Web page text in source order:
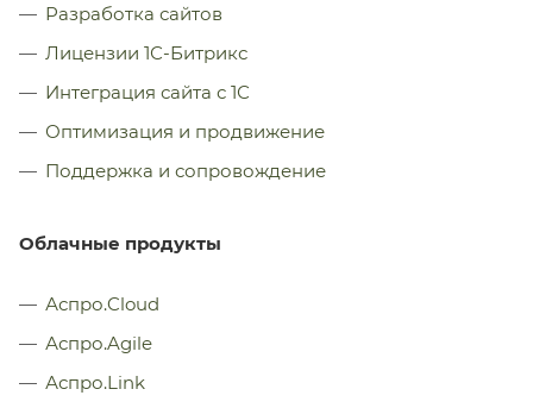
Разработка сайтов
Лицензии 1С-Битрикс
Интеграция сайта с 1С
Оптимизация и продвижение
Поддержка и сопровождение
Облачные продукты
Аспро.Cloud
Аспро.Agile
Аспро.Link